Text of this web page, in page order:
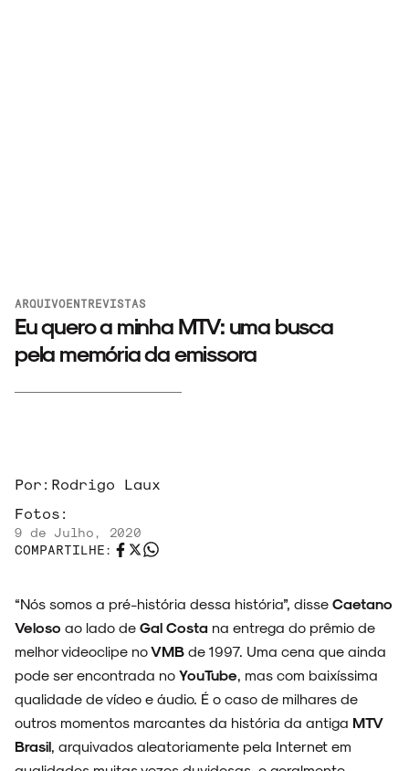
ARQUIVOENTREVISTAS
Eu quero a minha MTV: uma busca
pela memória da emissora
Por: Rodrigo Laux
Fotos:
9 de Julho, 2020
COMPARTILHE:
“Nós somos a pré-história dessa história”, disse Caetano
Veloso ao lado de Gal Costa na entrega do prêmio de
melhor videoclipe noVMB de 1997. Uma cena que ainda
pode ser encontrada no YouTube, mas com baixíssima
qualidade de vídeo e áudio. É o caso de milhares de
outros momentos marcantes da história da antiga MTV
Brasil, arquivados aleatoriamente pela Internet em